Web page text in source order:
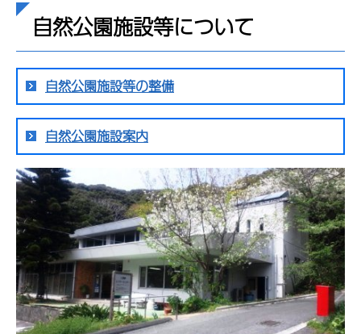
自然公園施設等について
自然公園施設等の整備
自然公園施設案内